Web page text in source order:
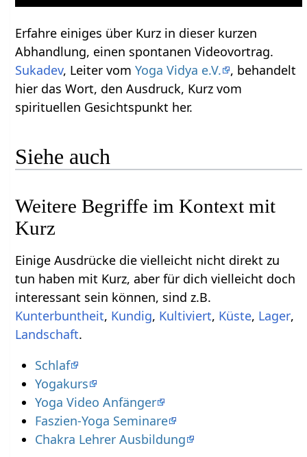
Erfahre einiges über Kurz‏‎ in dieser kurzen
Abhandlung, einen spontanen Videovortrag.
Sukadev, Leiter vomYoga Vidya e.V.
, behandelt
hier das Wort, den Ausdruck, Kurz‏‎ vom
spirituellen Gesichtspunkt her.
Siehe auch
Weitere Begriffe im Kontext mit
Einige Ausdrücke die vielleicht nicht direkt zu
tun haben mit Kurz‏‎, aber für dich vielleicht doch
interessant sein können, sind z.B.
, , , ,
,
.
Schlaf
Yogakurs
Yoga Video Anfänger
Faszien-Yoga Seminare
Chakra Lehrer Ausbildung